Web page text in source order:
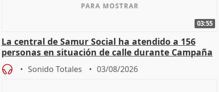
03:55
La central de Samur Social ha atendido a 156
personas en situación de calle durante Campaña
de Calor
Sonido Totales 03/08/2026